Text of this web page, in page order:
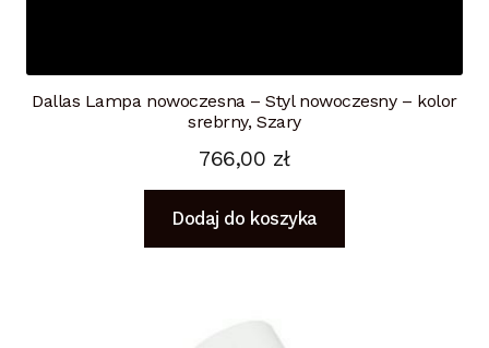
Dallas Lampa nowoczesna – Styl nowoczesny – kolor
srebrny, Szary
766,00 zł
Dodaj do koszyka